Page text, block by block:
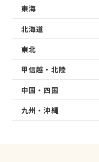
東海
北海道
東北
甲信越・北陸
中国・四国
九州・沖縄